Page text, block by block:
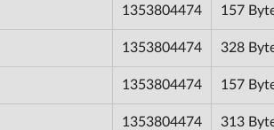
1353804474 157
1353804474 328
1353804474 157
1353804474 313